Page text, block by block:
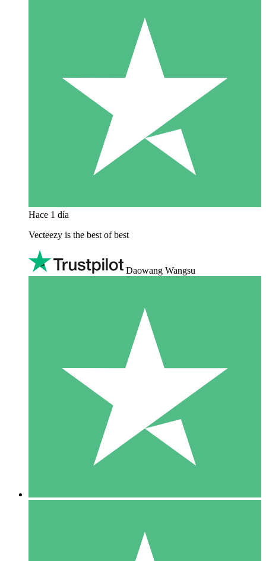
Hace 1 día
Vecteezy is the best of best
Daowang Wangsu